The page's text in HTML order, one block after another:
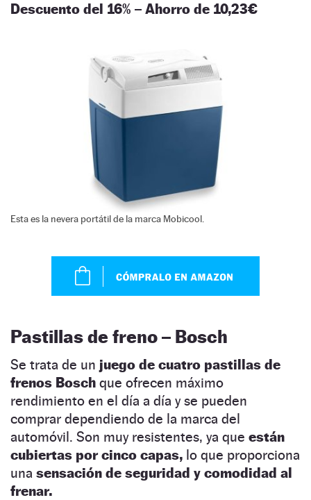
Descuento del 16% – Ahorro de 10,23€
Esta es la nevera portátil de la marca Mobicool.
Pastillas de freno – Bosch
Se trata de un juego de cuatro pastillas de
frenos Bosch que ofrecen máximo
rendimiento en el día a día y se pueden
comprar dependiendo de la marca del
automóvil. Son muy resistentes, ya que están
cubiertas por cinco capas, lo que proporciona
una sensación de seguridad y comodidad al
frenar.